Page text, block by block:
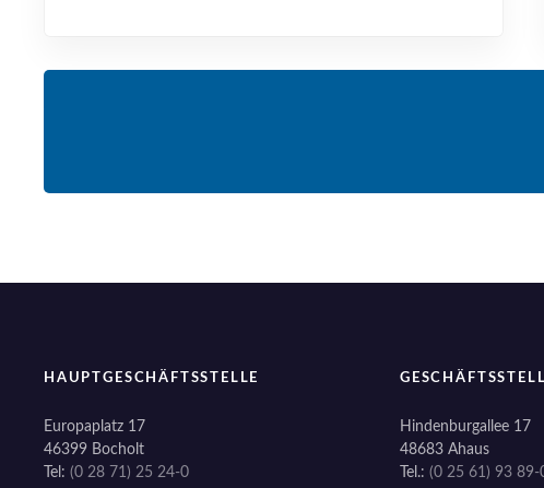
HAUPTGESCHÄFTSSTELLE
Europaplatz 17
46399 Bocholt
Tel: (0 28 71) 25 24-0
Hindenburgallee 17
48683 Ahaus
Tel.: (0 25 61) 93 89-